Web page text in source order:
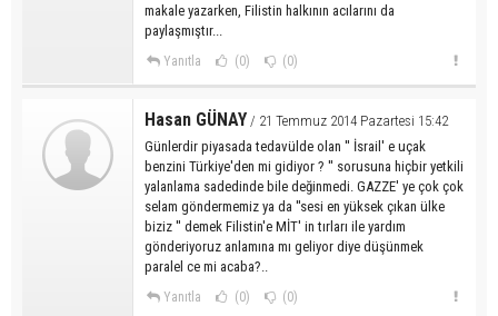
makale yazarken, Filistin halkının acılarını da
paylaşmıştır...
Yanıtla (0) (0)
Hasan GÜNAY / 21 Temmuz 2014 Pazartesi 15:42
Günlerdir piyasada tedavülde olan '' İsrail' e uçak
benzini Türkiye'den mi gidiyor ? '' sorusuna hiçbir yetkili
yalanlama sadedinde bile değinmedi. GAZZE' ye çok çok
selam göndermemiz ya da ''sesi en yüksek çıkan ülke
biziz '' demek Filistin'e MİT' in tırları ile yardım
gönderiyoruz anlamına mı geliyor diye düşünmek
paralel ce mi acaba?..
Yanıtla (0) (0)